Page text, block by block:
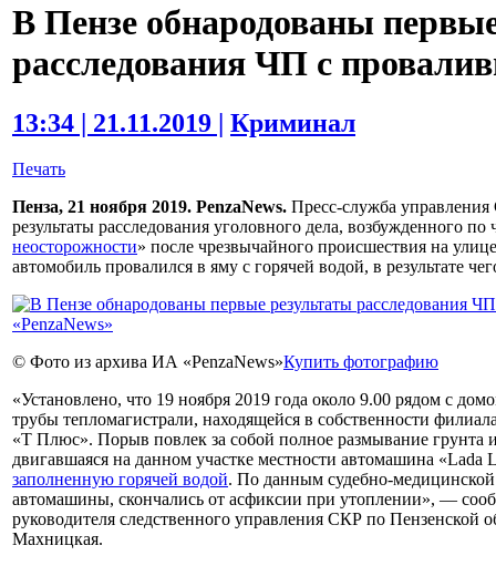
В Пензе обнародованы
расследования ЧП с
13:34 | 21.11.2019 | Криминал
Печать
Пенза, 21 ноября 2019. PenzaNews. Пресс-служба
результаты расследования уголовного дела, возбужденного
неосторожности» после чрезвычайного происшествия на
автомобиль провалился в яму с горячей водой, в результате
© Фото из архива ИА «PenzaNews»Купить фотографию
«Установлено, что 19 ноября 2019 года около 9.00 рядом с
трубы тепломагистрали, находящейся в собственности
«Т Плюс». Порыв повлек за собой полное размывание грунта и
двигавшаяся на данном участке местности автомашина «Lada
заполненную горячей водой. По данным судебно-
автомашины, скончались от асфиксии при утоплении», —
руководителя следственного управления СКР по
Махницкая.